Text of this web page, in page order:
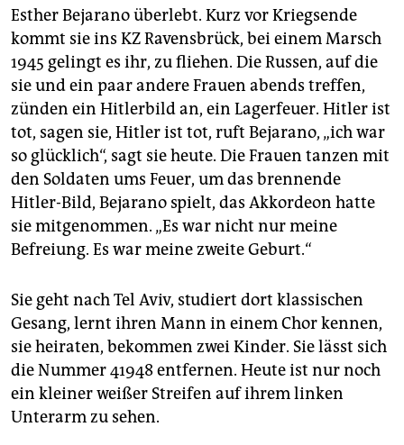
Esther Bejarano überlebt. Kurz vor Kriegsende
kommt sie ins KZ Ravensbrück, bei einem Marsch
1945 gelingt es ihr, zu fliehen. Die Russen, auf die
sie und ein paar andere Frauen abends treffen,
zünden ein Hitlerbild an, ein Lagerfeuer. Hitler ist
tot, sagen sie, Hitler ist tot, ruft Bejarano, „ich war
so glücklich“, sagt sie heute. Die Frauen tanzen mit
den Soldaten ums Feuer, um das brennende
Hitler-Bild, Bejarano spielt, das Akkordeon hatte
sie mitgenommen. „Es war nicht nur meine
Befreiung. Es war meine zweite Geburt.“
Sie geht nach Tel Aviv, studiert dort klassischen
Gesang, lernt ihren Mann in einem Chor kennen,
sie heiraten, bekommen zwei Kinder. Sie lässt sich
die Nummer 41948 entfernen. Heute ist nur noch
ein kleiner weißer Streifen auf ihrem linken
Unterarm zu sehen.